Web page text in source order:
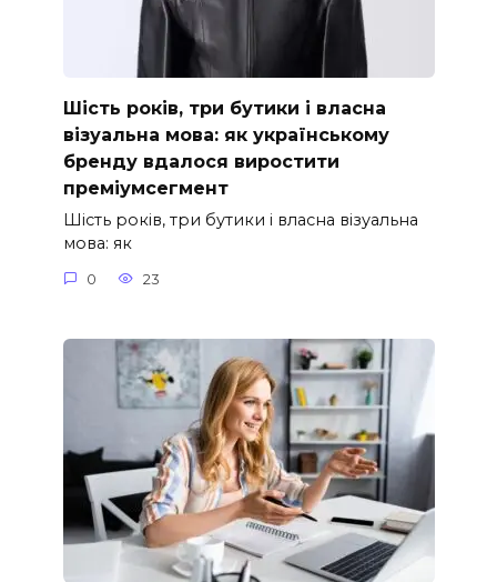
Шість років, три бутики і власна
візуальна мова: як українському
бренду вдалося виростити
преміумсегмент
Шість років, три бутики і власна візуальна
мова: як
0 23